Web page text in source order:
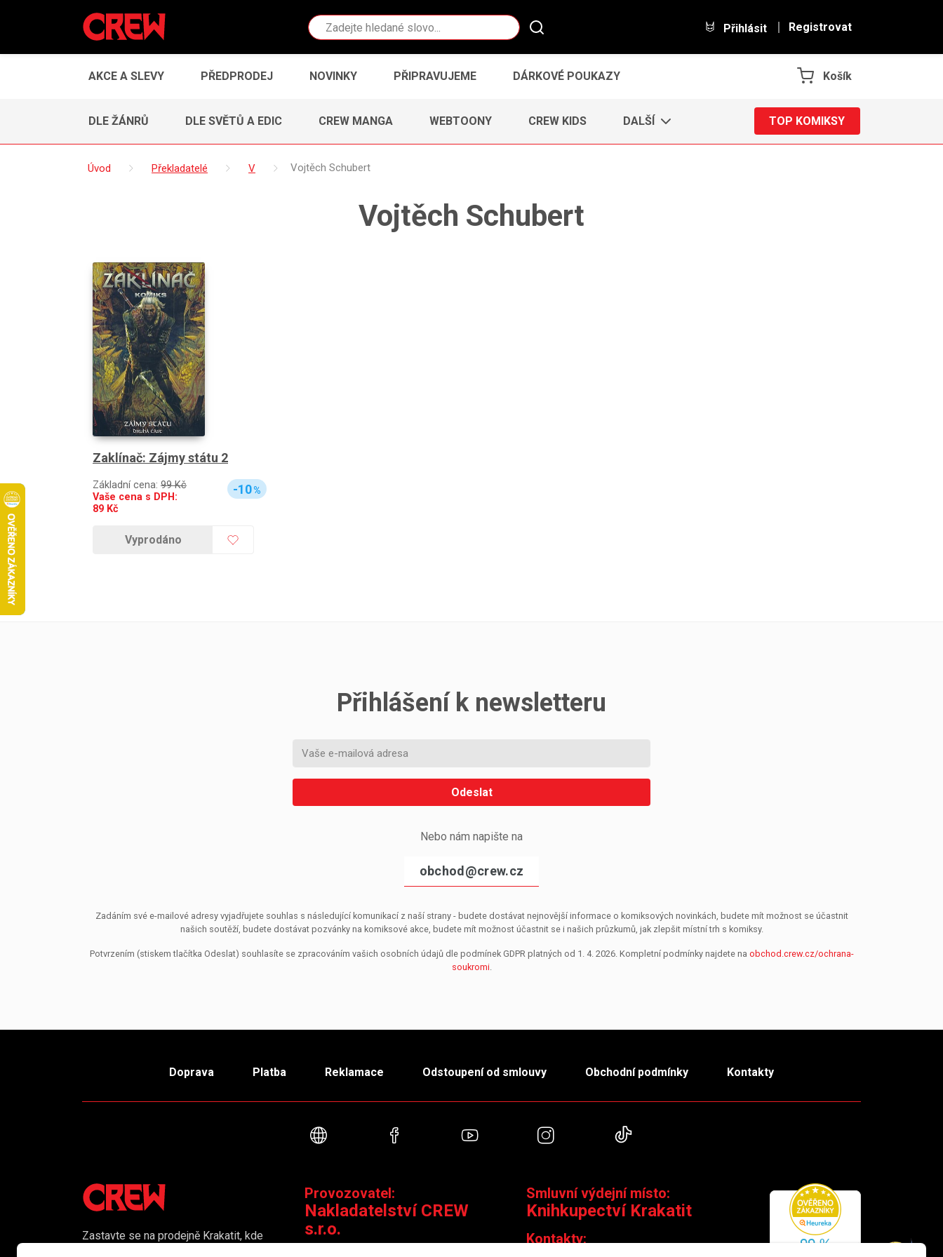
Vyhledávání Přihlásit Registrovat
AKCE A SLEVY PŘEDPRODEJ NOVINKY PŘIPRAVUJEME DÁRKOVÉ POUKAZY Košík
DLE ŽÁNRŮ DLE SVĚTŮ A EDIC CREW MANGA WEBTOONY CREW KIDS DALŠÍ TOP KOMIKSY
Úvod Překladatelé V Vojtěch Schubert
Vojtěch Schubert
Zaklínač: Zájmy státu 2
Základní cena: 99 Kč
Vaše cena s DPH:
89 Kč
-10%
Vyprodáno
Přihlášení k newsletteru
Odeslat
Nebo nám napište na
obchod@crew.cz
Zadáním své e-mailové adresy vyjadřujete souhlas s následující komunikací z naší strany - budete dostávat nejnovější informace o komiksových novinkách, budete mít možnost se účastnit
našich soutěží, budete dostávat pozvánky na komiksové akce, budete mít možnost účastnit se i našich průzkumů, jak zlepšit místní trh s komiksy.
Potvrzením (stiskem tlačítka Odeslat) souhlasíte se zpracováním vašich osobních údajů dle podmínek GDPR platných od 1. 4. 2026. Kompletní podmínky najdete na obchod.crew.cz/ochrana-
soukromi.
Doprava Platba Reklamace Odstoupení od smlouvy Obchodní podmínky Kontakty
Webové stránkyFacebookYouTube Instagram
Zastavte se na prodejně Krakatit, kde
Provozovatel:
Nakladatelství CREW
s.r.o.
Smluvní výdejní místo:
Knihkupectví Krakatit
Kontakty: